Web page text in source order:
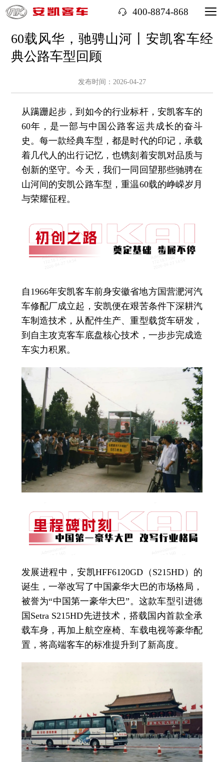
400-8874-868
60载风华，驰骋山河丨安凯客车经
典公路车型回顾
发布时间：2026-04-27
从蹒跚起步，到如今的行业标杆，安凯客车的
60年，是一部与中国公路客运共成长的奋斗
史。每一款经典车型，都是时代的印记，承载
着几代人的出行记忆，也镌刻着安凯对品质与
创新的坚守。今天，我们一同回望那些驰骋在
山河间的安凯公路车型，重温60载的峥嵘岁月
与荣耀征程。
自1966年安凯客车前身安徽省地方国营淝河汽
车修配厂成立起，安凯便在艰苦条件下深耕汽
车制造技术，从配件生产、重型载货车研发，
到自主攻克客车底盘核心技术，一步步完成造
车实力积累。
发展进程中，安凯HFF6120GD（S215HD）的
诞生，一举改写了中国豪华大巴的市场格局，
被誉为“中国第一豪华大巴”。这款车型引进德
国Setra S215HD先进技术，搭载国内首款全承
载车身，再加上航空座椅、车载电视等豪华配
置，将高端客车的标准提升到了新高度。